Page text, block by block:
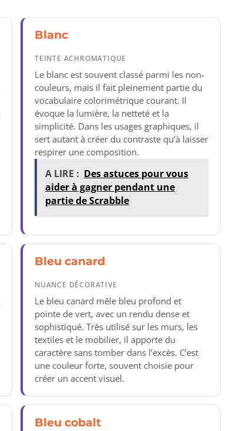
Blanc
TEINTE ACHROMATIQUE
Le blanc est souvent classé parmi les non-
couleurs, mais il fait pleinement partie du
vocabulaire colorimétrique courant. Il
évoque la lumière, la netteté et la
simplicité. Dans les usages graphiques, il
sert autant à créer du contraste qu’à laisser
respirer une composition.
A LIRE : Des astuces pour vous
aider à gagner pendant une
partie de Scrabble
Bleu canard
NUANCE DÉCORATIVE
Le bleu canard mêle bleu profond et
pointe de vert, avec un rendu dense et
sophistiqué. Très utilisé sur les murs, les
textiles et le mobilier, il apporte du
caractère sans tomber dans l’excès. C’est
une couleur forte, souvent choisie pour
créer un accent visuel.
Bleu cobalt